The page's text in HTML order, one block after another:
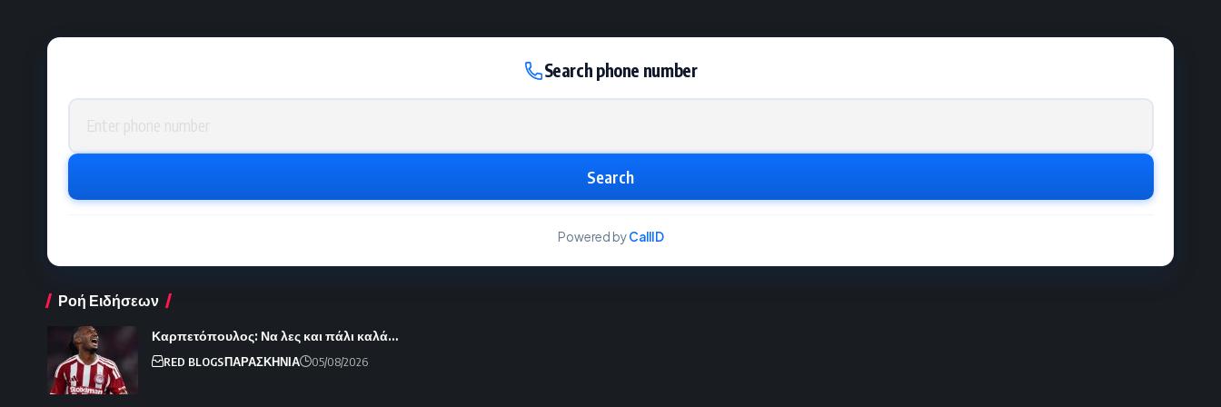
Search phone number
Phone number
Search
Powered byCallID
Ροή Ειδήσεων
Καρπετόπουλος: Να λες και πάλι καλά…
RED BLOGSΠΑΡΑΣΚΗΝΙΑ 05/08/2026